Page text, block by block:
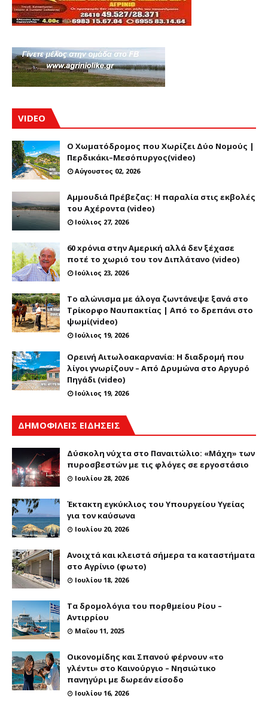
VIDEO
Ο Χωματόδρομος που Χωρίζει Δύο Νομούς |
Περδικάκι–Μεσόπυργος(video)
Αύγουστος 02, 2026
Αμμουδιά Πρέβεζας: Η παραλία στις εκβολές
του Αχέροντα (video)
Ιούλιος 27, 2026
60 xρόνια στην Αμερική αλλά δεν ξέχασε
ποτέ το χωριό του τον Διπλάτανο (video)
Ιούλιος 23, 2026
Το αλώνισμα με άλογα ζωντάνεψε ξανά στο
Τρίκορφο Ναυπακτίας | Από το δρεπάνι στο
ψωμί(video)
Ιούλιος 19, 2026
Ορεινή Αιτωλοακαρνανία: Η διαδρομή που
λίγοι γνωρίζουν – Από Δρυμώνα στο Αργυρό
Πηγάδι (video)
Ιούλιος 19, 2026
ΔΗΜΟΦΙΛΕΙΣ ΕΙΔΗΣΕΙΣ
Δύσκολη νύχτα στο Παναιτώλιο: «Μάχη» των
πυροσβεστών με τις φλόγες σε εργοστάσιο
Ιουλίου 28, 2026
Έκτακτη εγκύκλιος του Υπουργείου Υγείας
για τον καύσωνα
Ιουλίου 20, 2026
Ανοιχτά και κλειστά σήμερα τα καταστήματα
στο Αγρίνιο (φωτο)
Ιουλίου 18, 2026
Τα δρομολόγια του πορθμείου Ρίου –
Αντιρρίου
Μαΐου 11, 2025
Οικονομίδης και Σπανού φέρνουν «το
γλέντι» στο Καινούργιο – Νησιώτικο
πανηγύρι με δωρεάν είσοδο
Ιουλίου 16, 2026